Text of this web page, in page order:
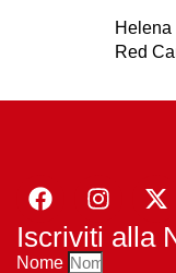
Helena
Red
Iscriviti alla
Nome